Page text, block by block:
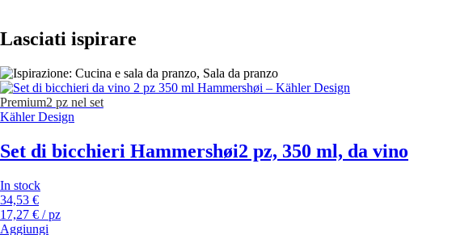
Lasciati ispirare
Premium2 pz nel set
Kähler Design
Set di bicchieri Hammershøi2 pz, 350 ml, da vino
In stock
34,53 €
17,27 € / pz
Aggiungi